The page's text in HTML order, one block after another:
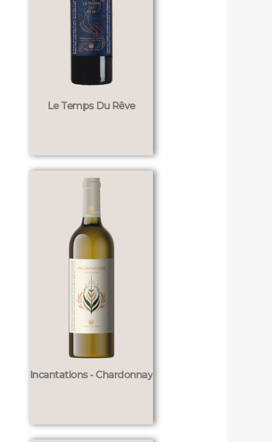
Le Temps Du Rêve
Incantations - Chardonnay